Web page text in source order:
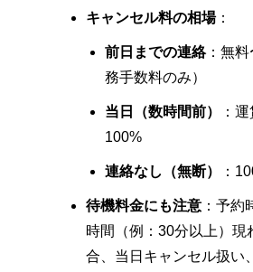
キャンセル料の相場：
前日までの連絡：無料
務手数料のみ）
当日（数時間前）
：
100%
連絡なし（無断） ：
待機料金にも注意：予約
時間（例：30分以上）現
合、当日キャンセル扱い